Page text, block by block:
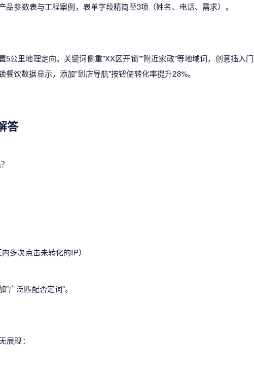
品参数表与工程案例，表单字段精简至3项（姓名、电话、需求）。
5公里地理定向。关键词侧重"XX区开锁""附近家政"等地域词，创意插入
餐饮数据显示，添加"到店导航"按钮使转化率提升28%。
答
多次点击未转化的IP）
广泛匹配否定词"。
展现：